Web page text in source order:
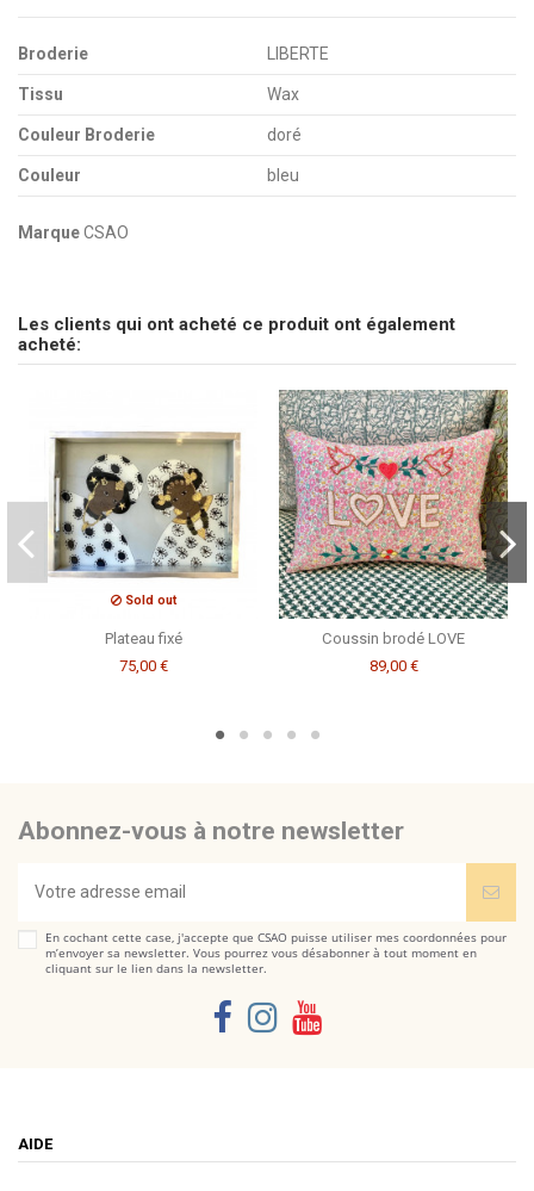
Broderie LIBERTE
Tissu Wax
Couleur Broderie doré
Couleur bleu
MarqueCSAO
Soyez le premier à poser une question sur ce produit !
Les clients qui ont acheté ce produit ont également
acheté:
Sold out
Plateau fixé
75,00 €
Coussin brodé LOVE
89,00 €
Abonnez-vous à notre newsletter
En cochant cette case, j'accepte que CSAO puisse utiliser mes coordonnées pour
m’envoyer sa newsletter. Vous pourrez vous désabonner à tout moment en
cliquant sur le lien dans la newsletter.
AIDE